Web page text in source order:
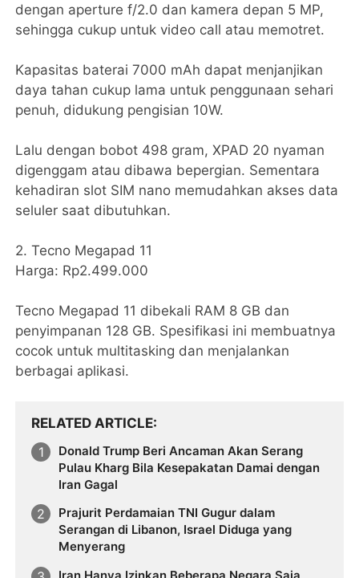
dengan aperture f/2.0 dan kamera depan 5 MP,
sehingga cukup untuk video call atau memotret.
Kapasitas baterai 7000 mAh dapat menjanjikan
daya tahan cukup lama untuk penggunaan sehari
penuh, didukung pengisian 10W.
Lalu dengan bobot 498 gram, XPAD 20 nyaman
digenggam atau dibawa bepergian. Sementara
kehadiran slot SIM nano memudahkan akses data
seluler saat dibutuhkan.
2. Tecno Megapad 11
Harga: Rp2.499.000
Tecno Megapad 11 dibekali RAM 8 GB dan
penyimpanan 128 GB. Spesifikasi ini membuatnya
cocok untuk multitasking dan menjalankan
berbagai aplikasi.
RELATED ARTICLE
Donald Trump Beri Ancaman Akan Serang
Pulau Kharg Bila Kesepakatan Damai dengan
Iran Gagal
Prajurit Perdamaian TNI Gugur dalam
Serangan di Libanon, Israel Diduga yang
Menyerang